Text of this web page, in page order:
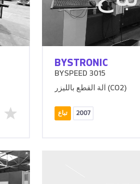
BYSTRONIC
BYSPEED 3015
آلة القطع بالليزر (CO2)
تباع 2007